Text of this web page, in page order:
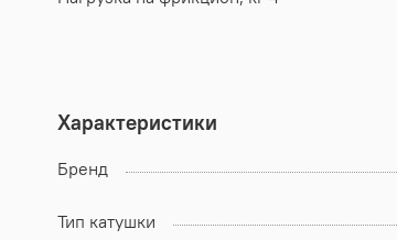
Характеристики
Бренд
Тип катушки